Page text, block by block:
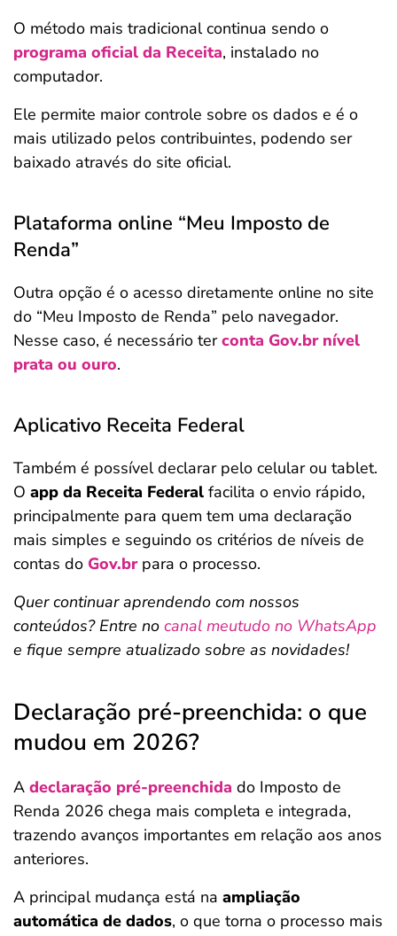
O método mais tradicional continua sendo o
programa oficial da Receita, instalado no
computador.
Ele permite maior controle sobre os dados e é o
mais utilizado pelos contribuintes, podendo ser
baixado através do site oficial.
Plataforma online “Meu Imposto de
Renda”
Outra opção é o acesso diretamente online no site
do “Meu Imposto de Renda” pelo navegador.
Nesse caso, é necessário terconta Gov.brnível
prata ou ouro.
Aplicativo Receita Federal
Também é possível declarar pelo celular ou tablet.
O app da Receita Federal facilita o envio rápido,
principalmente para quem tem uma declaração
mais simples e seguindo os critérios de níveis de
contas do Gov.br para o processo.
Quer continuar aprendendo com nossos
conteúdos? Entre no canal meutudo no WhatsApp
e fique sempre atualizado sobre as novidades!
Declaração pré-preenchida: o que
mudou em 2026?
A declaração pré-preenchida do Imposto de
Renda 2026 chega mais completa e integrada,
trazendo avanços importantes em relação aos anos
anteriores.
A principal mudança está na ampliação
automática de dados, o que torna o processo mais